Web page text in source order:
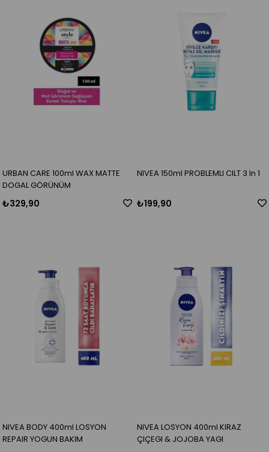
URBAN CARE 100ml WAX MATTE
DOGAL GÖRÜNÜM
₺329,90
NIVEA 150ml PROBLEMLI CILT 3 In 1
₺199,90
NIVEA BODY 400ml LOSYON
REPAIR YOGUN BAKIM
NIVEA LOSYON 400ml KIRAZ
ÇIÇEGI & JOJOBA YAGI